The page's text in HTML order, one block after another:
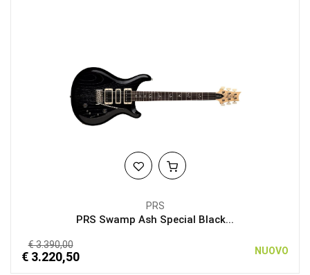
PRS
PRS Swamp Ash Special Black...
€ 3.390,00
€ 3.220,50 NUOVO